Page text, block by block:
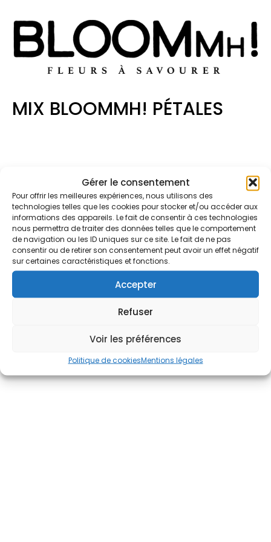
Gérer le consentement
Pour offrir les meilleures expériences, nous utilisons des
technologies telles que les cookies pour stocker et/ou accéder aux
informations des appareils. Le fait de consentir à ces technologies
nous permettra de traiter des données telles que le comportement
de navigation ou les ID uniques sur ce site. Le fait de ne pas
consentir ou de retirer son consentement peut avoir un effet négatif
sur certaines caractéristiques et fonctions.
Accepter
Refuser
Voir les préférences
Politique de cookiesMentions légales
MIX BLOOMMH! PÉTALES